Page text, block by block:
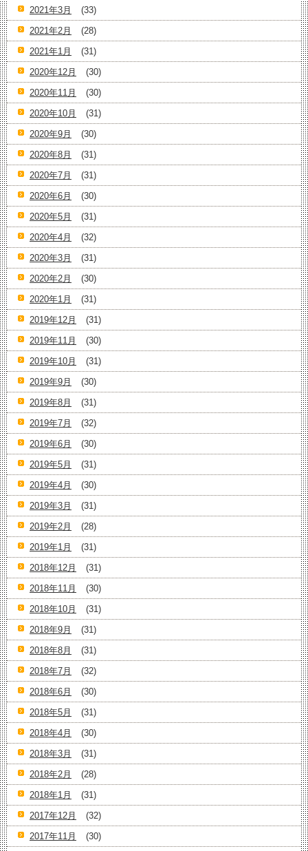
2021年3月
(33)
2021年2月
(28)
2021年1月
(31)
2020年12月
(30)
2020年11月
(30)
2020年10月
(31)
2020年9月
(30)
2020年8月
(31)
2020年7月
(31)
2020年6月
(30)
2020年5月
(31)
2020年4月
(32)
2020年3月
(31)
2020年2月
(30)
2020年1月
(31)
2019年12月
(31)
2019年11月
(30)
2019年10月
(31)
2019年9月
(30)
2019年8月
(31)
2019年7月
(32)
2019年6月
(30)
2019年5月
(31)
2019年4月
(30)
2019年3月
(31)
2019年2月
(28)
2019年1月
(31)
2018年12月
(31)
2018年11月
(30)
2018年10月
(31)
2018年9月
(31)
2018年8月
(31)
2018年7月
(32)
2018年6月
(30)
2018年5月
(31)
2018年4月
(30)
2018年3月
(31)
2018年2月
(28)
2018年1月
(31)
2017年12月
(32)
2017年11月
(30)